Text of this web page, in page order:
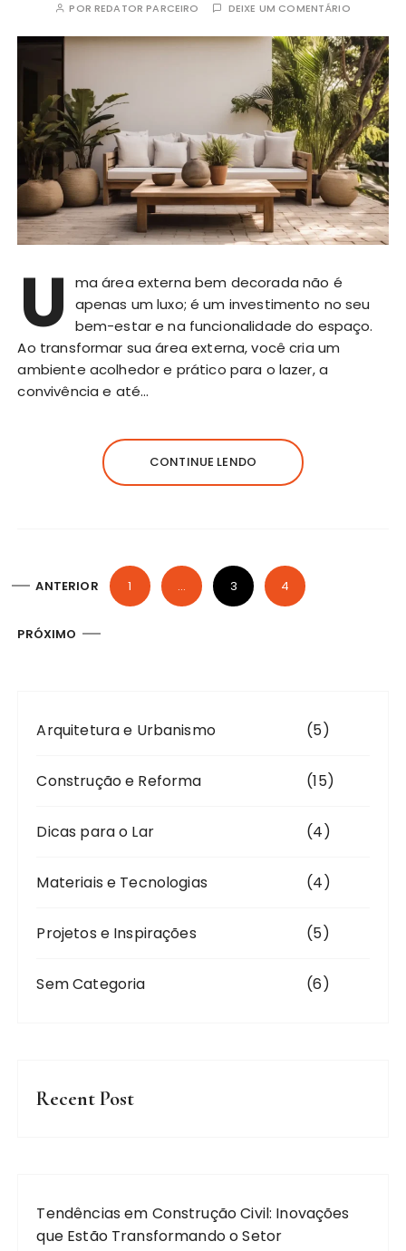
PORREDATOR PARCEIRO DEIXE UM COMENTÁRIO
U
ma área externa bem decorada não é
apenas um luxo; é um investimento no seu
bem-estar e na funcionalidade do espaço.
Ao transformar sua área externa, você cria um
ambiente acolhedor e prático para o lazer, a
convivência e até…
CONTINUE LENDO
g
ANTERIOR 1 … 3 4
PRÓXIMO
Arquitetura e Urbanismo (5)
Construção e Reforma (15)
Dicas para o Lar (4)
Materiais e Tecnologias (4)
Projetos e Inspirações (5)
Sem Categoria (6)
Recent Post
Tendências em Construção Civil: Inovações
que Estão Transformando o Setor